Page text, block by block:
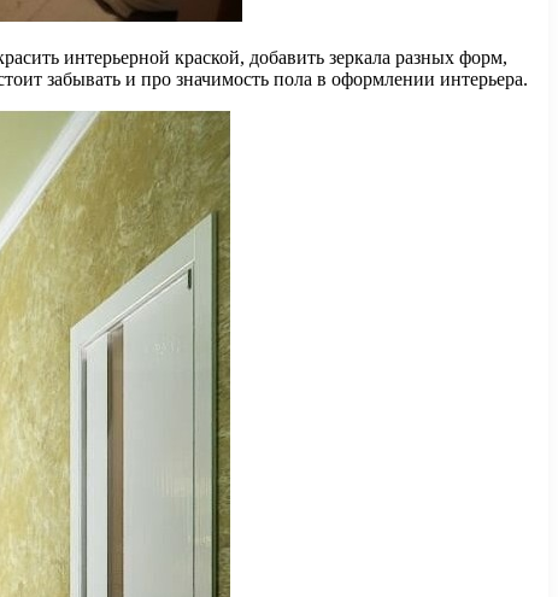
интерьерной краской, добавить зеркала разных форм,
забывать и про значимость пола в оформлении интерьера.